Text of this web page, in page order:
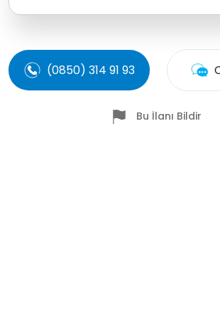
(0850) 314 91 93
Bu İlanı Bildir